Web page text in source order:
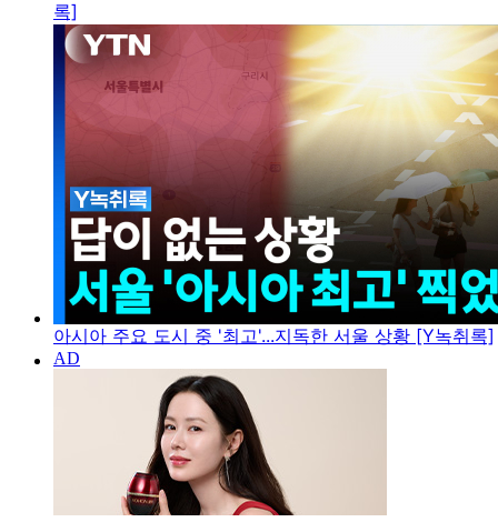
록]
아시아 주요 도시 중 '최고'...지독한 서울 상황 [Y녹취록]